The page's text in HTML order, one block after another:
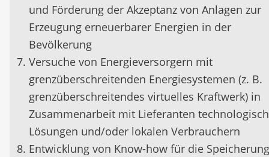
und Förderung der Akzeptanz von Anlagen zur
Erzeugung erneuerbarer Energien in der
Bevölkerung
Versuche von Energieversorgern mit
grenzüberschreitenden Energiesystemen (z. B.
grenzüberschreitendes virtuelles Kraftwerk) in
Zusammenarbeit mit Lieferanten
Lösungen und/oder lokalen Verbrauchern
Entwicklung von Know-how für die